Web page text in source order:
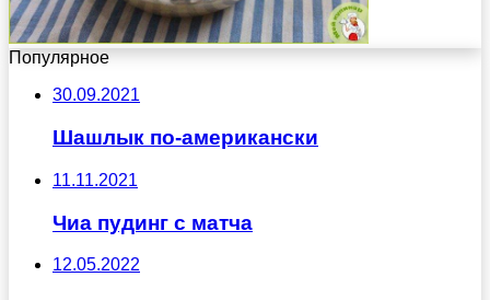
Популярное
30.09.2021
Шашлык по-американски
11.11.2021
Чиа пудинг с матча
12.05.2022